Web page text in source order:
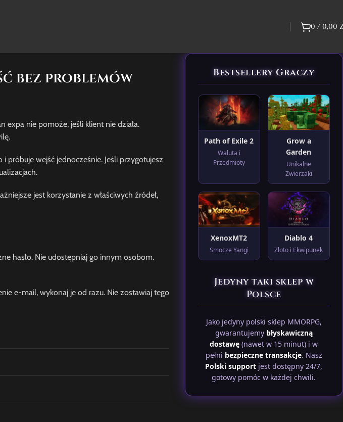
0 / 0,00
bez problemów
expa nie pomoże, jeśli klient nie działa.
próbuje wejść jednocześnie. Jeśli przygotujesz
jest korzystanie z właściwych źródeł,
hasło. Nie udostępniaj go innym osobom.
e-mail, wykonaj je od razu. Nie zostawiaj tego
Bestsellery Graczy
Path of Exile 2
Waluta i
Przedmioty
Grow a
Garden
Unikalne
Zwierzaki
XenoxMT2
Smocze Yangi
Diablo 4
Złoto i Ekwipunek
Jedyny taki sklep w
Polsce
Jako jedyny polski sklep MMORPG,
gwarantujemy błyskawiczną
dostawę (nawet w 15 minut) i w
pełni bezpieczne transakcje. Nasz
Polski support jest dostępny 24/7,
gotowy pomóc w każdej chwili.